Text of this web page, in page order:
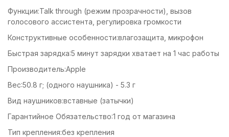
Функции:Talk through (режим прозрачности), вызов
голосового ассистента, регулировка громкости
Конструктивные особенности:влагозащита, микрофон
Быстрая зарядка:5 минут зарядки хватает на 1 час работы
Производитель:Apple
Вес:50.8 г; (одного наушника) - 5.3 г
Вид наушников:вставные (затычки)
Гарантийное Обязательство:1 год от магазина
Тип крепления:без крепления